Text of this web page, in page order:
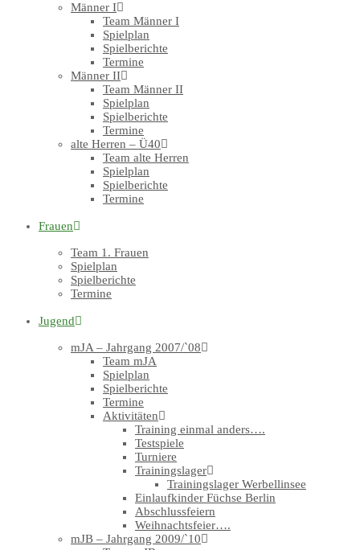
Männer I
Team Männer I
Spielplan
Spielberichte
Termine
Männer II
Team Männer II
Spielplan
Spielberichte
Termine
alte Herren – Ü40
Team alte Herren
Spielplan
Spielberichte
Termine
Frauen
Team 1. Frauen
Spielplan
Spielberichte
Termine
Jugend
mJA – Jahrgang 2007/`08
Team mJA
Spielplan
Spielberichte
Termine
Aktivitäten
Training einmal anders….
Testspiele
Turniere
Trainingslager
Trainingslager Werbellinsee
Einlaufkinder Füchse Berlin
Abschlussfeiern
Weihnachtsfeier….
mJB – Jahrgang 2009/`10